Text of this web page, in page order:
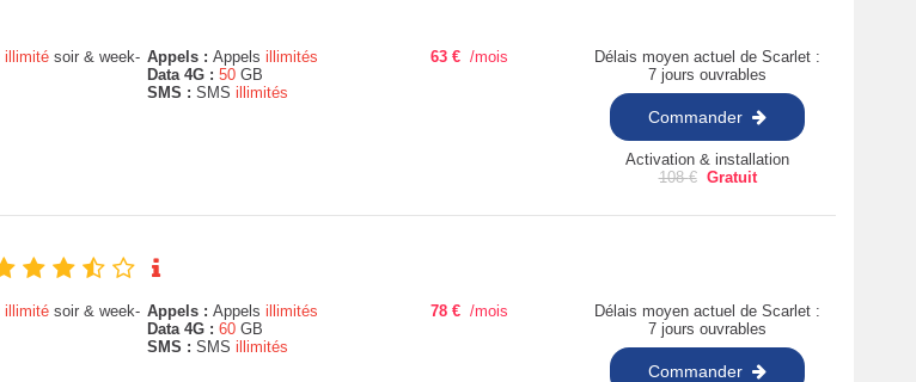
illimitésoir & week- Appels : Appels illimités
Data 4G : 50GB
SMS : SMS illimités
63 € /mois
Délais moyen actuel de Scarlet :
7 jours ouvrables
Commander
Activation & installation
108€ Gratuit
illimitésoir & week- Appels : Appels illimités
Data 4G : 60GB
SMS : SMS illimités
78 € /mois
Délais moyen actuel de Scarlet :
7 jours ouvrables
Commander